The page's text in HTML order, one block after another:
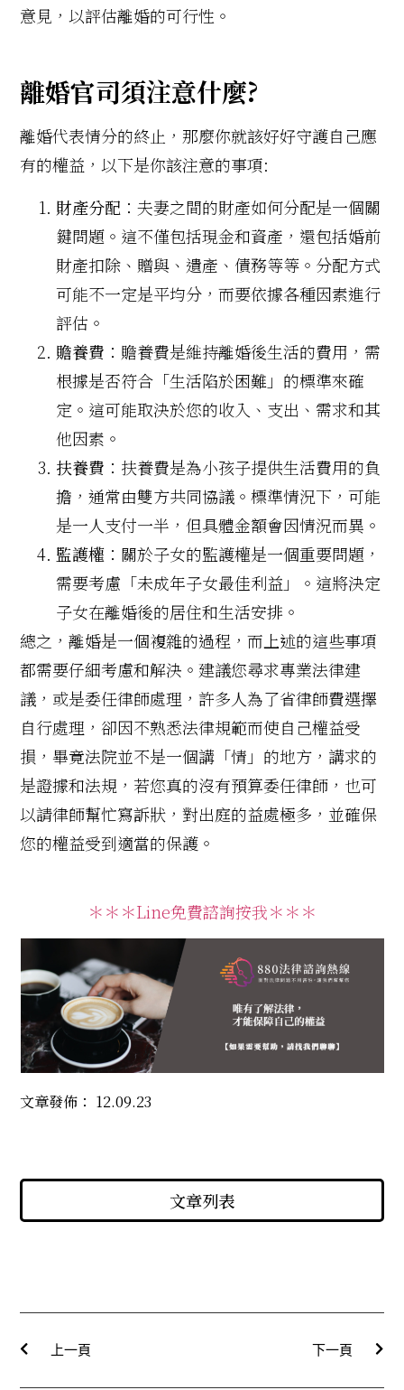
意見，以評估離婚的可行性。
離婚官司須注意什麼?
離婚代表情分的終止，那麼你就該好好守護自己應
有的權益，以下是你該注意的事項:
財產分配 ：夫妻之間的財產如何分配是一個關
鍵問題。這不僅包括現金和資產，還包括婚前
財產扣除、贈與、遺產、債務等等。分配方式
可能不一定是平均分，而要依據各種因素進行
評估。
贍養費 ：贍養費是維持離婚後生活的費用，需
根據是否符合「生活陷於困難」的標準來確
定。這可能取決於您的收入、支出、需求和其
他因素。
扶養費 ：扶養費是為小孩子提供生活費用的負
擔，通常由雙方共同協議。標準情況下，可能
是一人支付一半，但具體金額會因情況而異。
監護權 ：關於子女的監護權是一個重要問題，
需要考慮「未成年子女最佳利益」。這將決定
子女在離婚後的居住和生活安排。
總之，離婚是一個複雜的過程，而上述的這些事項
都需要仔細考慮和解決。建議您尋求專業法律建
議，或是委任律師處理，許多人為了省律師費選擇
自行處理，卻因不熟悉法律規範而使自己權益受
損，畢竟法院並不是一個講「情」的地方，講求的
是證據和法規，若您真的沒有預算委任律師，也可
以請律師幫忙寫訴狀，對出庭的益處極多，並確保
您的權益受到適當的保護。
＊＊＊Line免費諮詢按我＊＊＊
文章發佈： 12.09.23
文章列表
上一頁 下一頁